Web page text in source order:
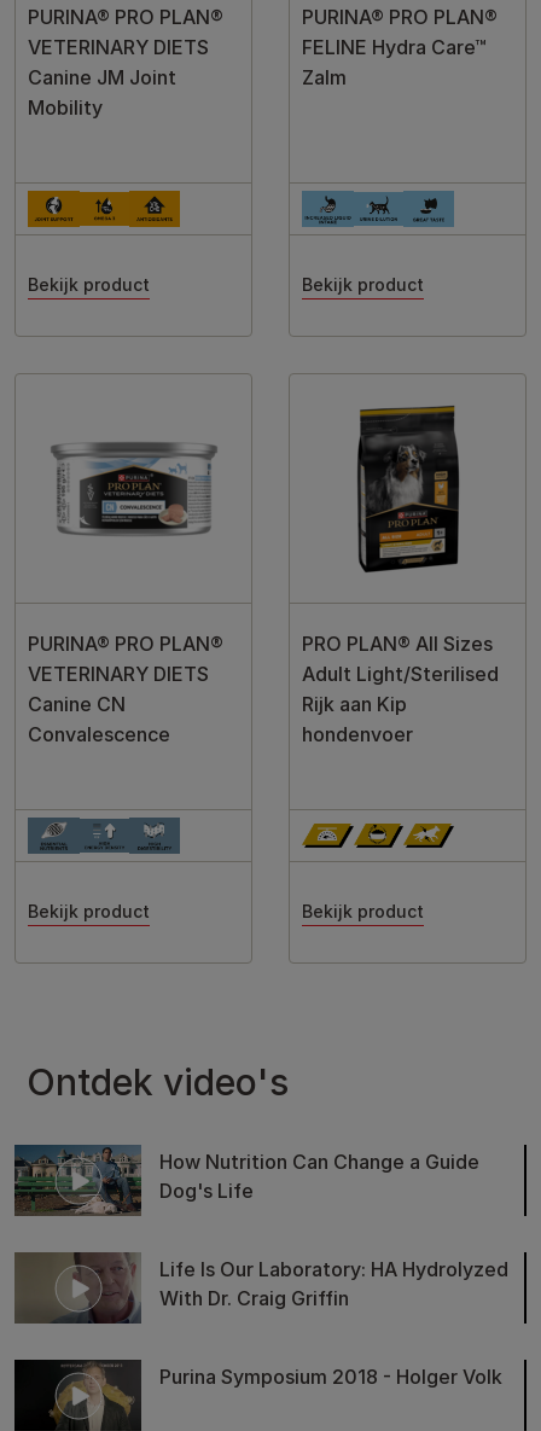
PURINA® PRO PLAN®
VETERINARY DIETS
Canine JM Joint
Mobility
Bekijk product
PURINA® PRO PLAN®
FELINE Hydra Care™
Zalm
Bekijk product
PURINA® PRO PLAN®
VETERINARY DIETS
Canine CN
Convalescence
Bekijk product
PRO PLAN® All Sizes
Adult Light/Sterilised
Rijk aan Kip
hondenvoer
Bekijk product
Ontdek video's
How Nutrition Can Change a Guide
Dog's Life
Life Is Our Laboratory: HA Hydrolyzed
With Dr. Craig Griffin
Purina Symposium 2018 - Holger Volk